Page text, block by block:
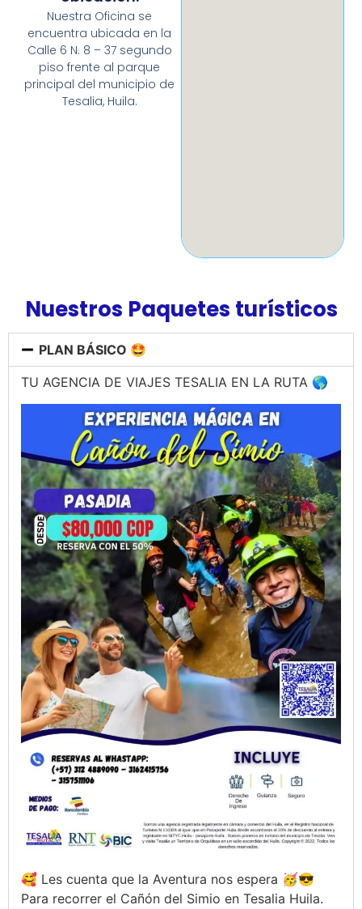
Nuestra Oficina se
encuentra ubicada en la
Calle 6 N. 8 – 37 segundo
piso frente al parque
principal del municipio de
Tesalia, Huila.
Nuestros Paquetes turísticos
PLAN BÁSICO 🤩
TU AGENCIA DE VIAJES TESALIA EN LA RUTA 🌎
🥰 Les cuenta que la Aventura nos espera 🥳😎
Para recorrer el Cañón del Simio en Tesalia Huila.